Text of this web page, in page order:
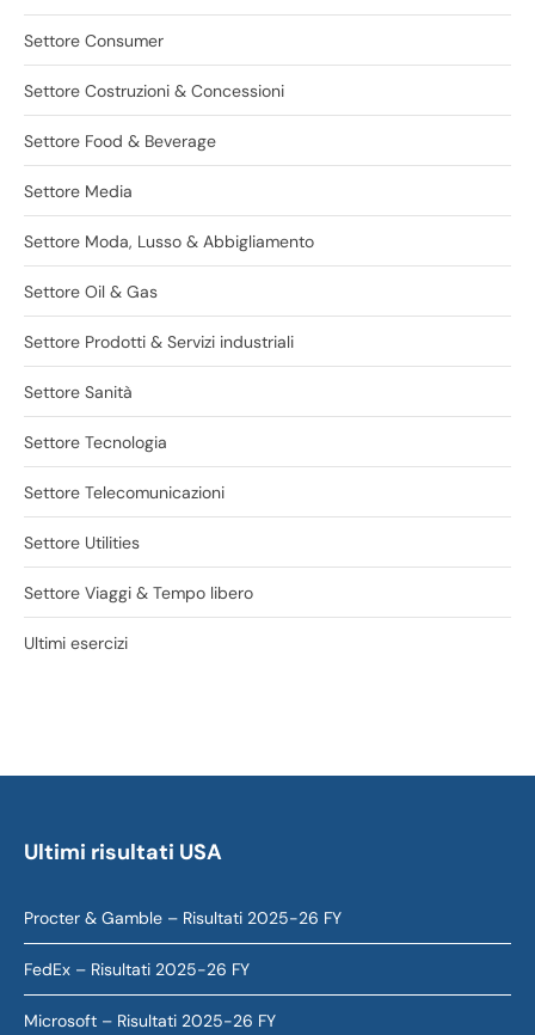
Settore Consumer
Settore Costruzioni & Concessioni
Settore Food & Beverage
Settore Media
Settore Moda, Lusso & Abbigliamento
Settore Oil & Gas
Settore Prodotti & Servizi industriali
Settore Sanità
Settore Tecnologia
Settore Telecomunicazioni
Settore Utilities
Settore Viaggi & Tempo libero
Ultimi esercizi
Ultimi risultati USA
Procter & Gamble – Risultati 2025-26 FY
FedEx – Risultati 2025-26 FY
Microsoft – Risultati 2025-26 FY